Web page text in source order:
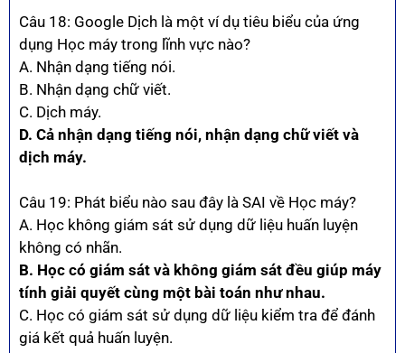
Câu 18: Google Dịch là một ví dụ tiêu biểu của ứng
dụng Học máy trong lĩnh vực nào?
A. Nhận dạng tiếng nói.
B. Nhận dạng chữ viết.
C. Dịch máy.
D. Cả nhận dạng tiếng nói, nhận dạng chữ viết và
dịch máy.
Câu 19: Phát biểu nào sau đây là SAI về Học máy?
A. Học không giám sát sử dụng dữ liệu huấn luyện
không có nhãn.
B. Học có giám sát và không giám sát đều giúp máy
tính giải quyết cùng một bài toán như nhau.
C. Học có giám sát sử dụng dữ liệu kiểm tra để đánh
giá kết quả huấn luyện.